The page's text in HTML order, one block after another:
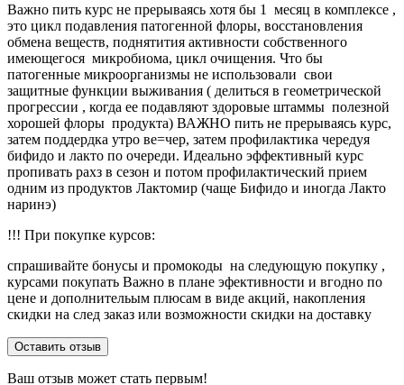
Важно пить курс не прерываясь хотя бы 1 месяц в комплексе ,
это цикл подавления патогенной флоры, восстановления
обмена веществ, поднятития активности собственного
имеющегося микробиома, цикл очищения. Что бы
патогенные микроорганизмы не использовали свои
защитные функции выживания ( делиться в геометрической
прогрессии , когда ее подавляют здоровые штаммы полезной
хорошей флоры продукта) ВАЖНО пить не прерываясь курс,
затем поддердка утро ве=чер, затем профилактика чередуя
бифидо и лакто по очереди. Идеально эффективный курс
пропивать рахз в сезон и потом профилактический прием
одним из продуктов Лактомир (чаще Бифидо и иногда Лакто
наринэ)
!!! При покупке курсов:
спрашивайте бонусы и промокоды на следующую покупку ,
курсами покупать Важно в плане эфективности и вгодно по
цене и дополнительым плюсам в виде акций, накопления
скидки на след заказ или возможности скидки на доставку
Оставить отзыв
Ваш отзыв может стать первым!